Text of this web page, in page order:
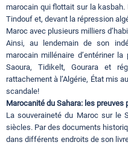
marocain qui flottait sur la kasbah.
Tindouf et, devant la répression
Maroc avec plusieurs milliers
Ainsi, au lendemain de son
marocain millénaire d’entériner
Saoura, Tidikelt, Gourara et
rattachement à l’Algérie, État mis
scandale!
Marocanité du Sahara: les
La souveraineté du Maroc sur le
siècles. Par des documents
dans différents endroits de son